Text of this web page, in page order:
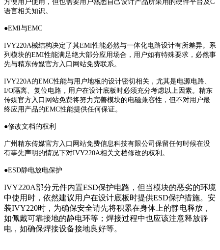
方便用户使用，但也需要用户熟悉自己设计产品所采用的硬件平台及C
语言相关知识。
●EMI与EMC
IVY220A械结构决定了其EMI性能必然与一体化电路设计有所差异。系
列模块的EMI性能满足绝大部分应用场合，用户如有特殊要求，必然事
先与精东传媒官方入口网站免费联系。
IVY220A的EMC性能与用户地板的设计密切相关，尤其是电源电路、
I/O隔离、复位电路，用户在设计底板时必须充分考虑以上因素。精东
传媒官方入口网站免费将努力完善模块的电磁兼容性，但不对用户最
终应用产品的EMC性能提供任何保证。
●修改文档的权利
广州精东传媒官方入口网站免费信息科技有限公司保留任何时候在没
有事先声明的情况下对IVY220A相关文档修改的权利。
●ESD静电放电保护
IVY220A部分元件内置ESD保护电路，但当模块的恶劣的环境
中使用时，依然建议用户在设计底板时提供ESD保护措施。安
装IVY220时，为确保安全请先将积累在身体上的静电释放，
如佩戴可靠接地的静电环等；焊接过程中也应该注意释放静
电，如确保焊接设备接地良好等。